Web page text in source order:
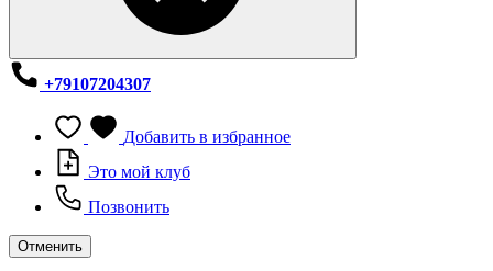
+79107204307
Добавить в избранное
Это мой клуб
Позвонить
Отменить